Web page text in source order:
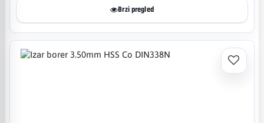
Brzi pregled